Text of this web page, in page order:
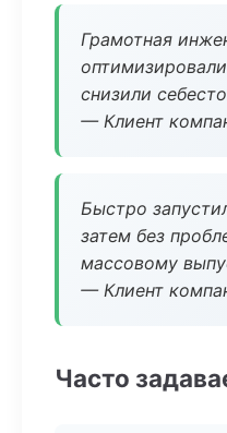
Грамотная
снизили
— Клиент
Быстро
затем без
массовому
— Клиент
Часто